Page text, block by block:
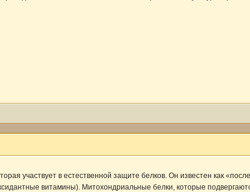
участвует в естественной защите белков. Он известен как
витамины). Митохондриальные белки, которые